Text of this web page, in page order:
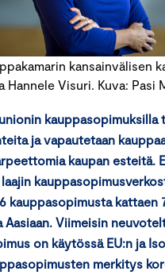
kansainvälisen
Hannele Visuri. Kuva: Pasi
kauppasopimuksilla
ja vapautetaan
kaupan esteitä.
kauppasopimusta kattaen
Aasiaan. Viimeisin
on käytössä EU:n ja
merkitys